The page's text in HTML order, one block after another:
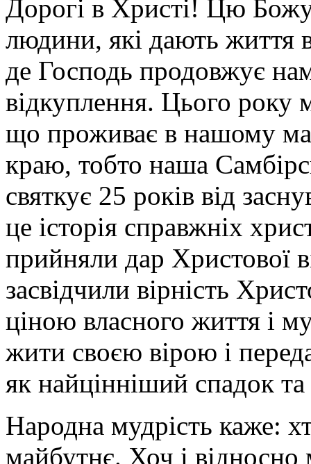
Дорогі в Христі! Цю Божу
людини, які дають життя
де Господь продовжує
відкуплення. Цього року
що проживає в нашому
краю, тобто наша
святкує 25 років від
це історія справжніх
прийняли дар Христової
засвідчили вірність
ціною власного життя і
жити своєю вірою і
як найцінніший спадок
Народна мудрість каже:
майбутнє. Хоч і